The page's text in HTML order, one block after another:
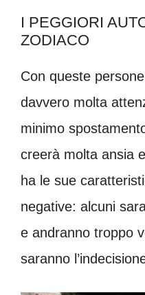
I PEGGIORI
ZODIACO
Con queste
davvero molta
minimo
creerà molta ansia
ha le sue
negative: alcuni
e andranno troppo
saranno